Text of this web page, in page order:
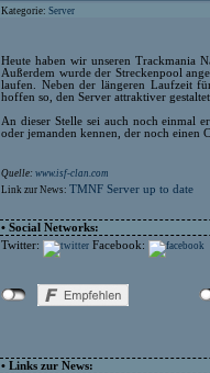
Kategorie: Server
Heute haben wir unseren Trackmania
Außerdem wurde der Streckenpool
laufen. Neben der längeren Laufzeit
hoffen so, den Server attraktiver
An dieser Stelle sei auch noch einmal
oder jemanden kennen, der noch einen
Quelle: www.isf-clan.com
Link zur News: TMNF Server up to date
• Social Networks:
Twitter:
Facebook:
• Links zur News: